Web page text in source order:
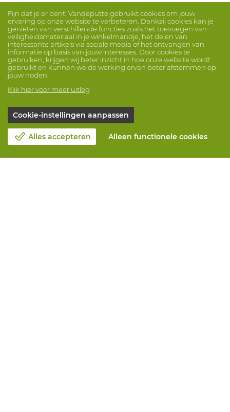
Fijn dat je er bent! Vandeputte gebruikt cookies om jouw
ervaring op onze website te verbeteren. Dankzij cookies kan je
genieten van verschillende functies zoals het toevoegen van
veiligheidsmateriaal in je winkelmandje, het delen van
interessante artikels via sociale media of het ontvangen van
informatie op basis van jouw interesses. Door cookies te
gebruiken, krijgen wij beter inzicht in hoe onze website wordt
gebruikt en kunnen we de werking ervan beter afstemmen op
jouw noden.
Klik hier voor meer uitleg
Cookie-instellingen aanpassen
Alles accepteren Alleen functionele cookies